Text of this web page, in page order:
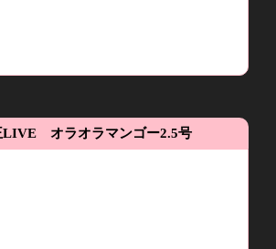
LIVE オラオラマンゴー2.5号